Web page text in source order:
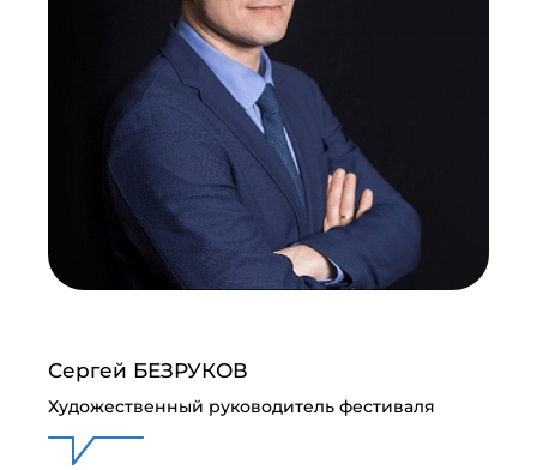
Сергей БЕЗРУКОВ
Художественный руководитель фестиваля